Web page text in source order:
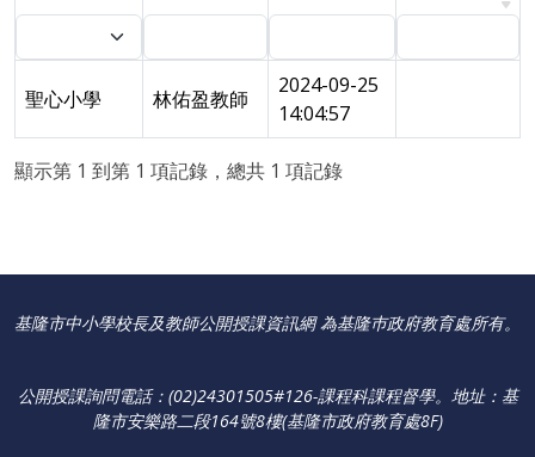
聖心小學 林佑盈教師
2024-09-25
14:04:57
顯示第 1 到第 1 項記錄，總共 1 項記錄
基隆市中小學校長及教師公開授課資訊網 為基隆巿政府教育處所有。
公開授課詢問電話：(02)24301505#126-課程科課程督學。 地址：基
隆市安樂路二段164號8樓(基隆市政府教育處8F)